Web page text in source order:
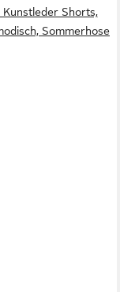
Kunstleder Shorts,
Sommerhose